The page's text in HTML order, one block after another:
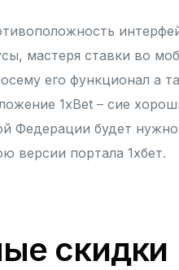
мастеря ставки во
его функционал а
1xBet – сие
Федерации будет
версии портала 1хбет.
скидки